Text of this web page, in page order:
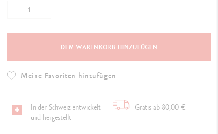
DEM WARENKORB HINZUFÜGEN
Meine Favoriten hinzufügen
In der Schweiz entwickelt
und hergestellt
Gratis ab 80,00 €